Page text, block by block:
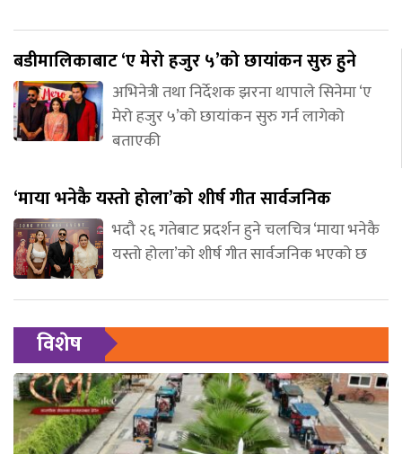
बडीमालिकाबाट ‘ए मेरो हजुर ५’को छायांकन सुरु हुने
अभिनेत्री तथा निर्देशक झरना थापाले सिनेमा ‘ए
मेरो हजुर ५’को छायांकन सुरु गर्न लागेको
बताएकी
‘माया भनेकै यस्तो होला’को शीर्ष गीत सार्वजनिक
भदौ २६ गतेबाट प्रदर्शन हुने चलचित्र ‘माया भनेकै
यस्तो होला’को शीर्ष गीत सार्वजनिक भएको छ
विशेष